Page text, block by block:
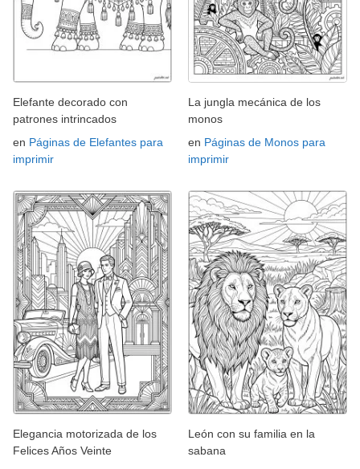
Elefante decorado con
patrones intrincados
en Páginas de Elefantes para
imprimir
La jungla mecánica de los
monos
en Páginas de Monos para
imprimir
Elegancia motorizada de los
Felices Años Veinte
León con su familia en la
sabana